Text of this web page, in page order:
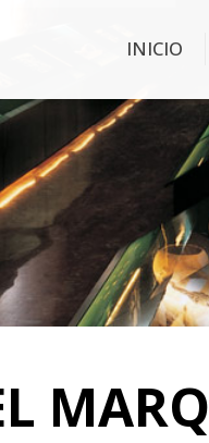
INICIO
MARQ